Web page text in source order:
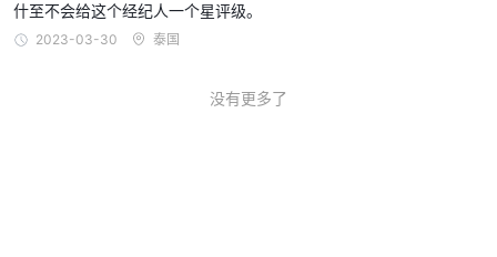
什至不会给这个经纪人一个星评级。
2023-03-30 泰国
没有更多了